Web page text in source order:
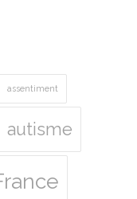
assentiment
autisme